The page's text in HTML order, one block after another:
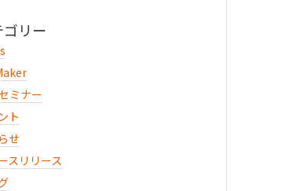
ゴリー
ミナー
ト
せ
スリリース